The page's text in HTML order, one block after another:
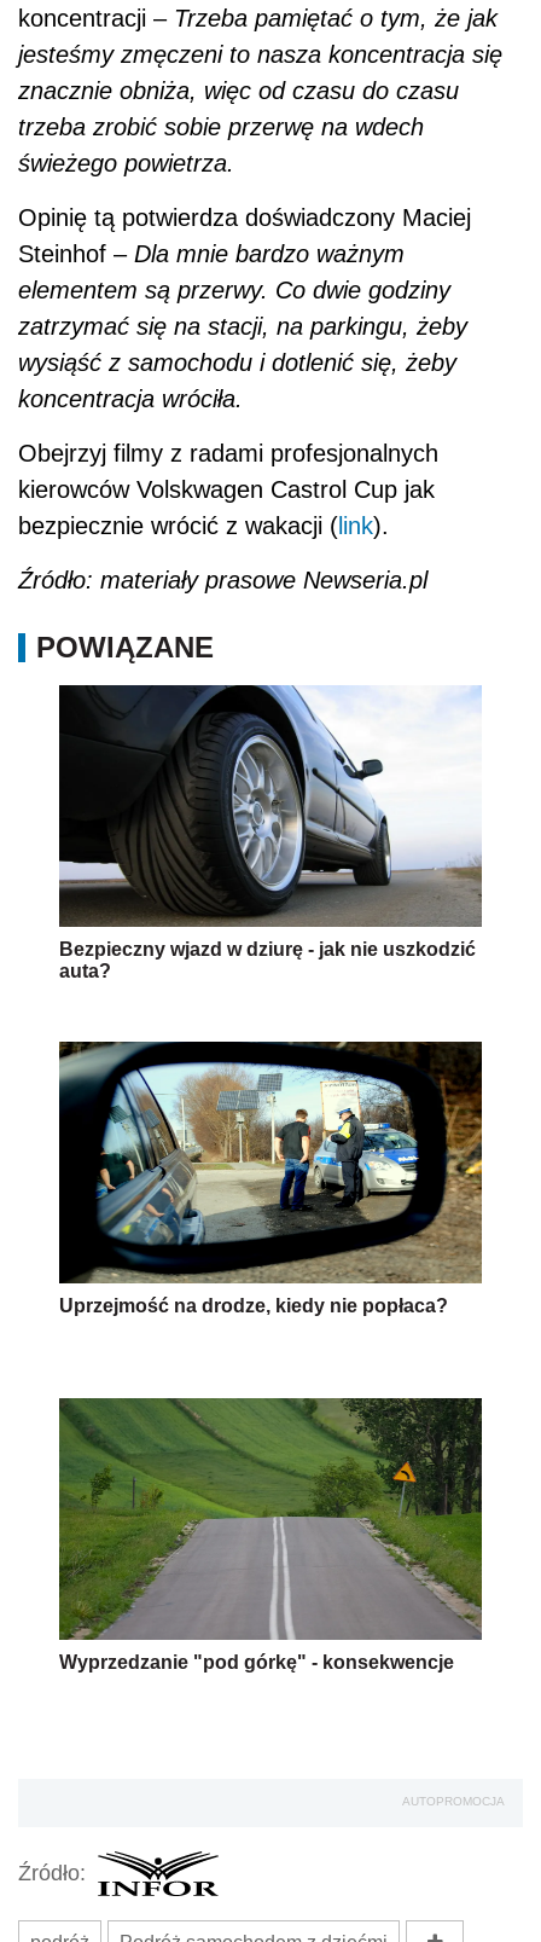
koncentracji – Trzeba pamiętać o tym, że jak
jesteśmy zmęczeni to nasza koncentracja się
znacznie obniża, więc od czasu do czasu
trzeba zrobić sobie przerwę na wdech
świeżego powietrza.
Opinię tą potwierdza doświadczony Maciej
Steinhof – Dla mnie bardzo ważnym
elementem są przerwy. Co dwie godziny
zatrzymać się na stacji, na parkingu, żeby
wysiąść z samochodu i dotlenić się, żeby
koncentracja wróciła.
Obejrzyj filmy z radami profesjonalnych
kierowców Volskwagen Castrol Cup jak
bezpiecznie wrócić z wakacji ( link).
Źródło: materiały prasowe Newseria.pl
POWIĄZANE
Bezpieczny wjazd w dziurę - jak nie uszkodzić
auta?
Uprzejmość na drodze, kiedy nie popłaca?
Wyprzedzanie "pod górkę" - konsekwencje
AUTOPROMOCJA
Źródło: